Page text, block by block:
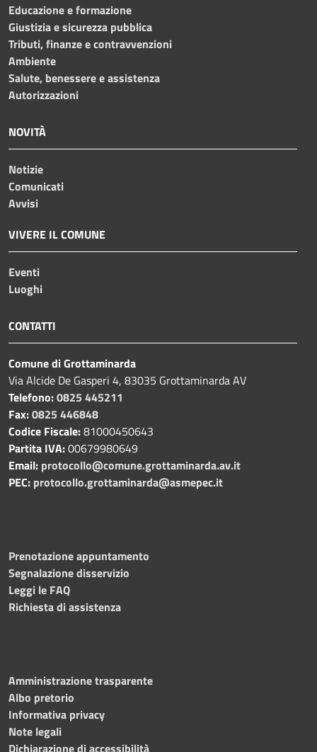
Educazione e formazione
Giustizia e sicurezza pubblica
Tributi, finanze e contravvenzioni
Ambiente
Salute, benessere e assistenza
Autorizzazioni
NOVITÀ
Notizie
Comunicati
Avvisi
VIVERE IL COMUNE
Eventi
Luoghi
CONTATTI
Comune di Grottaminarda
Via Alcide De Gasperi 4, 83035 Grottaminarda AV
Telefono:0825 445211
Fax:0825 446848
Codice Fiscale:81000450643
Partita IVA:00679980649
Email: protocollo@comune.grottaminarda.av.it
PEC: protocollo.grottaminarda@asmepec.it
Prenotazione appuntamento
Segnalazione disservizio
Leggi le FAQ
Richiesta di assistenza
Amministrazione trasparente
Albo pretorio
Informativa privacy
Note legali
Dichiarazione di accessibilità